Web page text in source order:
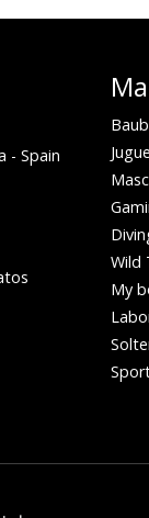
- Spain
Wild
My